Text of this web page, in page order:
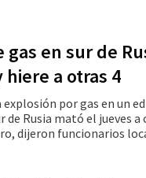
gas en sur de
hiere a otras 4
explosión por gas en un
de Rusia mató el jueves a
dijeron funcionarios